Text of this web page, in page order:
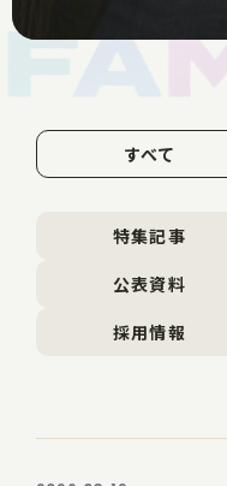
すべて
特集記事
公表資料
採用情報